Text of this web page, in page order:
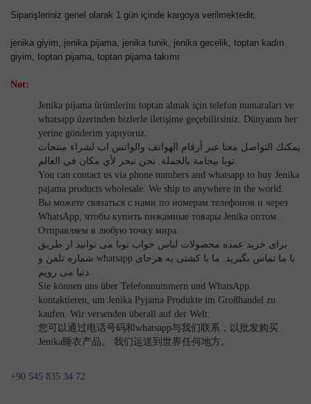
Siparişleriniz genel olarak 1 gün içinde kargoya verilmektedir,
jenika giyim, jenika pijama, jenika tunik, jenika gecelik, toptan kadın
giyim, toptan pijama, toptan pijama takımı
Not:
Jenika pijama ürümlerini toptan almak için telefon numaraları ve
whatsapp üzerinden bizlerle iletişime geçebilirsiniz. Dünyanın her
yerine gönderim yapıyoruz.
يمكنك التواصل معنا عبر أرقام الهواتف والواتس اب لشراء منتجات
توبا بيجامة بالجملة. نحن نبحر لأي مكان في العالم.
You can contact us via phone numbers and whatsapp to buy Jenika
pajama products wholesale. We ship to anywhere in the world.
Вы можете связаться с нами по номерам телефонов и через
WhatsApp, чтобы купить пижамные товары Jenika оптом.
Отправляем в любую точку мира.
برای خرید عمده محصولات لباس خواب توبا می توانید از طریق
شماره تلفن و whatsapp با ما تماس بگیرید. ما با کشتی به هرجای
دنیا می رویم.
Sie können uns über Telefonnummern und WhatsApp
kontaktieren, um Jenika Pyjama Produkte im Großhandel zu
kaufen. Wir versenden überall auf der Welt.
您可以通过电话号码和whatsapp与我们联系，以批发购买
Jenika睡衣产品。 我们运送到世界任何地方。
+90 545 835 34 72